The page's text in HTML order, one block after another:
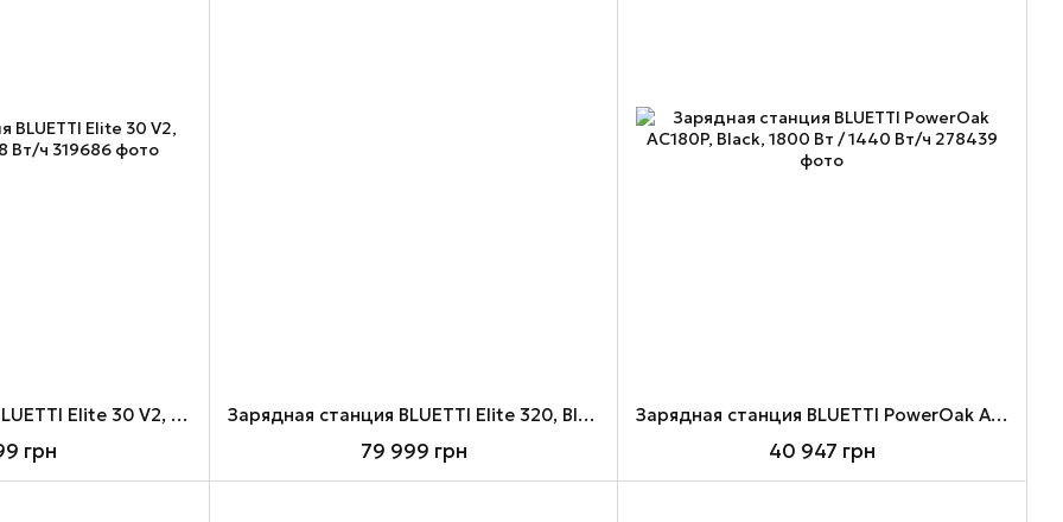
Зарядная станция BLUETTI Elite 30 V2, Black, 600 Вт / 288 Вт/ч
грн
Зарядная станция BLUETTI Elite 320, Black, 1800 Вт / 3200 Вт/ч
79 999 грн
Зарядная станция BLUETTI PowerOak AC180P, Black, 1800 Вт / 1440 Вт/ч
40 947 грн